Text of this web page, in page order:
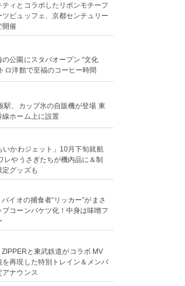
ティとコラボしたリボンモチーフ
ツビュッフェ、京都センチュリー
開催
の公園にスタバオープン “文化
ロ洋館で至福のコーヒー時間
駅、カップ氷の自販機が登場 東
線ホーム上に設置
いかわジェット」10月下旬就航
レやうさぎたちが機内品に＆制
定グッズも
バイオの捕食者“リッカー”がまさ
プコーンバケツ化！中身は味噌フ
ZIPPERと東武鉄道がコラボ MV
を再現した特別トレイン＆メンバ
アナウンス